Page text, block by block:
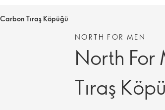
Tıraş Köpüğü
NORTH FOR MEN
North
Tıraş